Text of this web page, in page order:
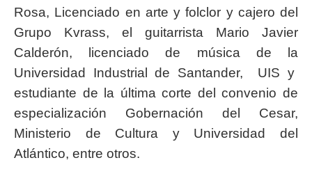
Rosa, Licenciado en arte y folclor y cajero del
Grupo Kvrass, el guitarrista Mario Javier
Calderón, licenciado de música de la
Universidad Industrial de Santander, UIS y
estudiante de la última corte del convenio de
especialización Gobernación del Cesar,
Ministerio de Cultura y Universidad del
Atlántico, entre otros.